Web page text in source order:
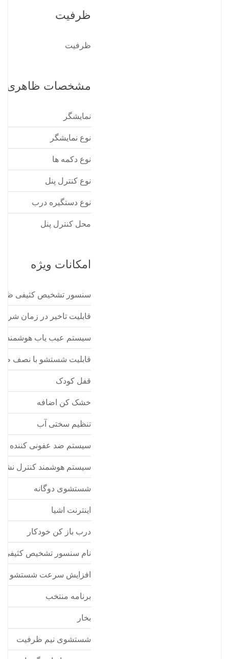
ظرفیت
ظرفیت
مشخصات ظاهری
نمایشگر
نوع نمایشگر
نوع دکمه ها
نوع کنترل پنل
نوع دستگیره درب
محل کنترل پنل
امکانات ویژه
سنسور تشخیص کثیفی
قابلیت تاخیر در زمان
سیستم عیب یاب هوشمند
قابلیت شستشو با نصف
قفل کودک
خشک کن اضافه
تنظیم سختی آب
سیستم ضد عفونی کننده
سیستم هوشمند کنترل
شستشوی دوگانه
اینترنت اشیا
درب باز کن خودکار
نام سنسور تشخیص کثیفی
افزایش سرعت شستشو
برنامه منتخب
بخار
شستشوی نیم ظرفیت